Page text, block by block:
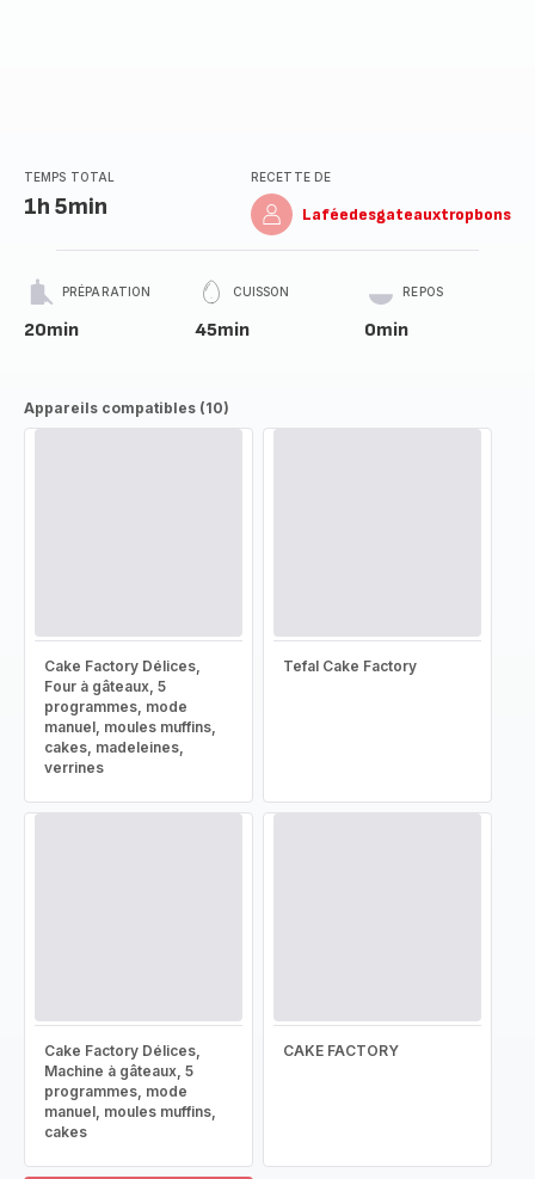
TEMPS TOTAL
1h 5min
RECETTE DE
Laféedesgateauxtropbons
PRÉPARATION
20min
CUISSON
45min
REPOS
0min
Appareils compatibles (10)
Cake Factory Délices,
Four à gâteaux, 5
programmes, mode
manuel, moules muffins,
cakes, madeleines,
verrines
Tefal Cake Factory
Cake Factory Délices,
Machine à gâteaux, 5
programmes, mode
manuel, moules muffins,
cakes
CAKE FACTORY